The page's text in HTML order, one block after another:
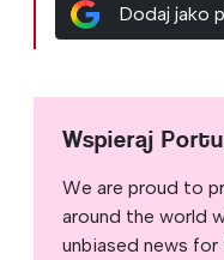
Dodaj jako
Wspieraj
We are proud to
around the world
unbiased news